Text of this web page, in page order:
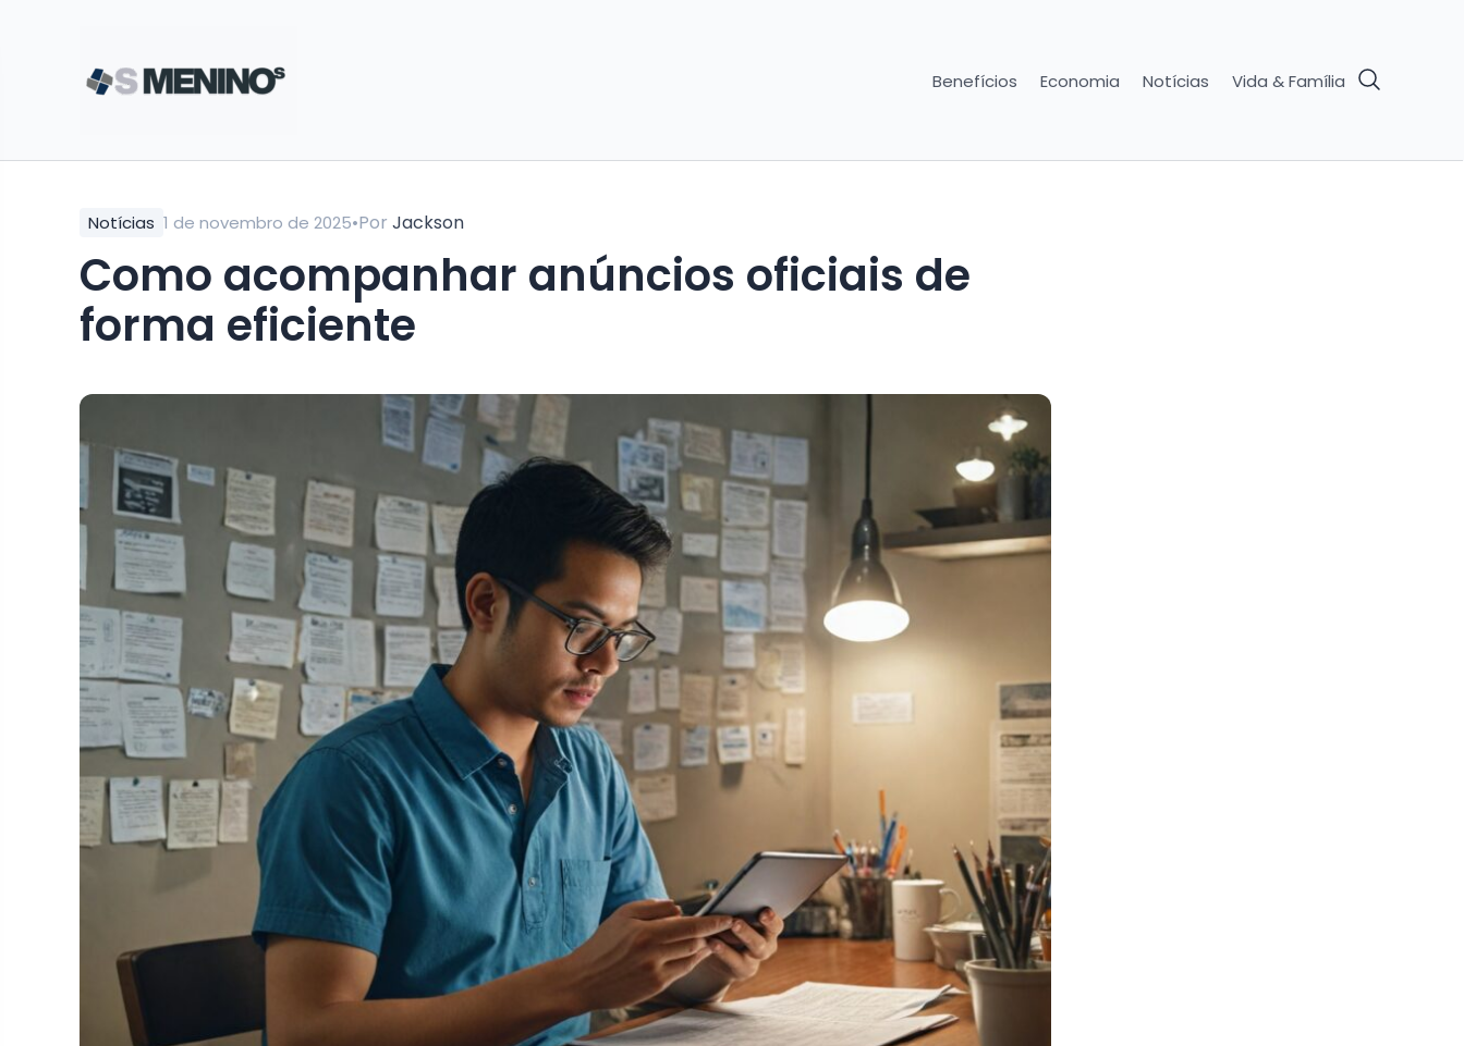
Benefícios Economia Notícias Vida & Família
Notícias 1 de novembro de 2025•Por Jackson
Como acompanhar anúncios oficiais de
forma eficiente